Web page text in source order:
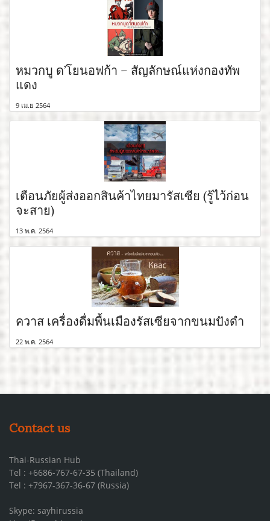
หมวกบู ด’โยนอฟก้า – สัญลักษณ์แห่งกองทัพ
แดง
9 เม.ย 2564
เตือนภัยผู้ส่งออกสินค้าไทยมารัสเซีย (รู้ไว้ก่อน
จะสาย)
13 พ.ค. 2564
ควาส เครื่องดื่มพื้นเมืองรัสเซียจากขนมปังดำ
22 พ.ค. 2564
Contact us
Thai-Russian Hub
Tel : +6686-767-67-35 (Thailand)
Tel : +7967-367-36-67 (Russia)
Skype: sayhirussia